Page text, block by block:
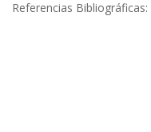
Referencias Bibliográficas: